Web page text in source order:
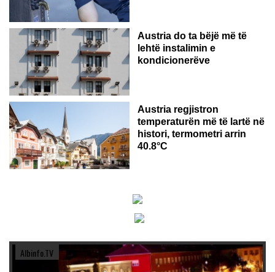
Austria do ta bëjë më të
lehtë instalimin e
kondicionerëve
Austria regjistron
temperaturën më të lartë në
histori, termometri arrin
40.8°C
Albinfo.TV